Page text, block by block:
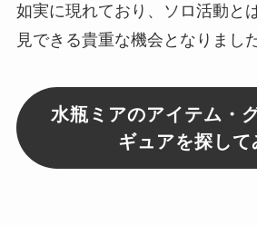
如実に現れており、ソロ活動と
見できる貴重な機会となりました
水瓶ミアのアイテム・
ギュアを探して